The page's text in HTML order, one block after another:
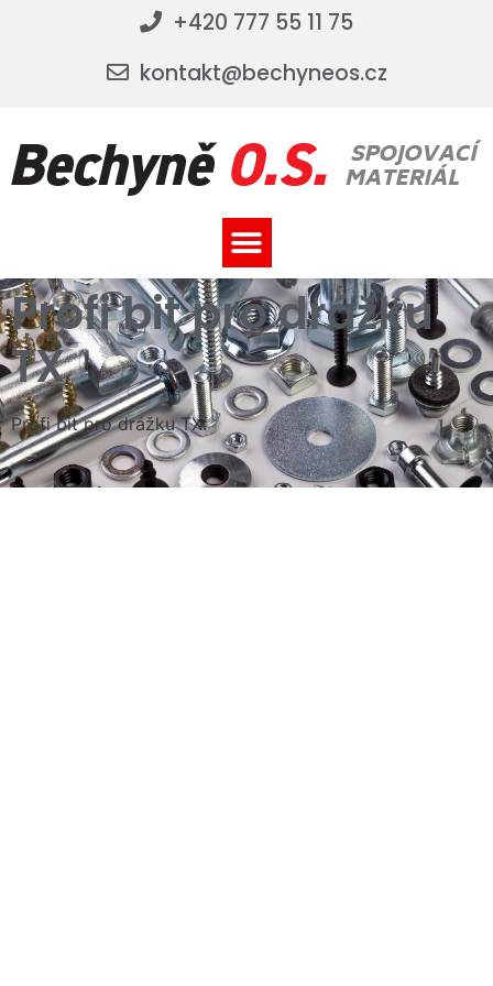
+420 777 55 11 75
kontakt@bechyneos.cz
Profi bit pro drážku
TX
Profi bit pro drážku TX.